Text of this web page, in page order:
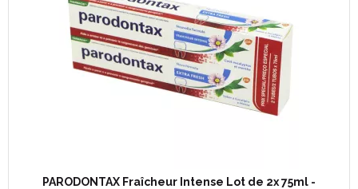
PARODONTAX Fraîcheur Intense Lot de 2x 75ml -